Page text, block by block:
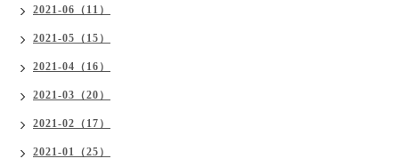
2021-06（11）
2021-05（15）
2021-04（16）
2021-03（20）
2021-02（17）
2021-01（25）